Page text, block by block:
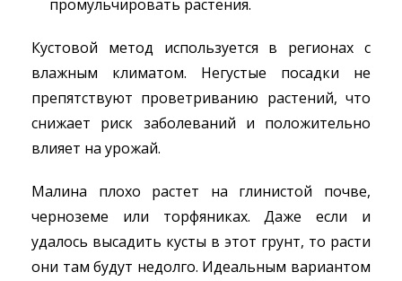
промульчировать растения.
Кустовой метод используется в регионах с
влажным климатом. Негустые посадки не
препятствуют проветриванию растений, что
снижает риск заболеваний и положительно
влияет на урожай.
Малина плохо растет на глинистой почве,
черноземе или торфяниках. Даже если и
удалось высадить кусты в этот грунт, то расти
они там будут недолго. Идеальным вариантом